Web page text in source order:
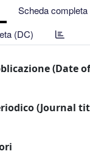
Scheda completa
(DC)
(Date
(Journal